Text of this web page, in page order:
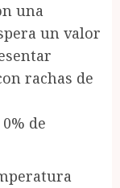
una
un valor
rachas de
de